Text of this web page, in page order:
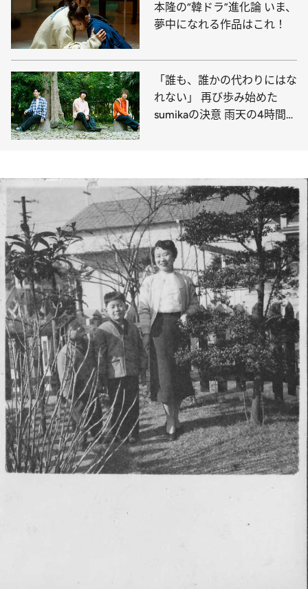
本隆の“韓ドラ”進化論 いま、
夢中になれる作品はこれ！
「誰も、誰かの代わりにはな
れない」 再び歩み始めた
sumikaの決意 雨天の4時間